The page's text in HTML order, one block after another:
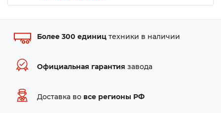
Более 300 единиц техники в наличии
Официальная гарантия завода
Доставка во все регионы РФ